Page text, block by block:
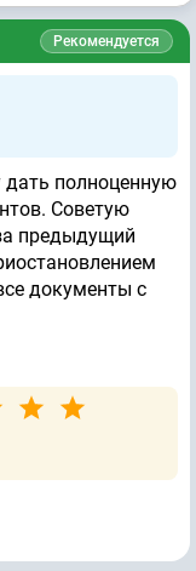
Рекомендуется
полноценную
Советую
предыдущий
документы с